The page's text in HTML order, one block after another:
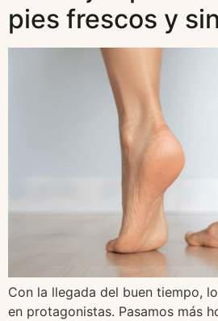
pies frescos y
Con la llegada del buen tiempo,
en protagonistas. Pasamos más